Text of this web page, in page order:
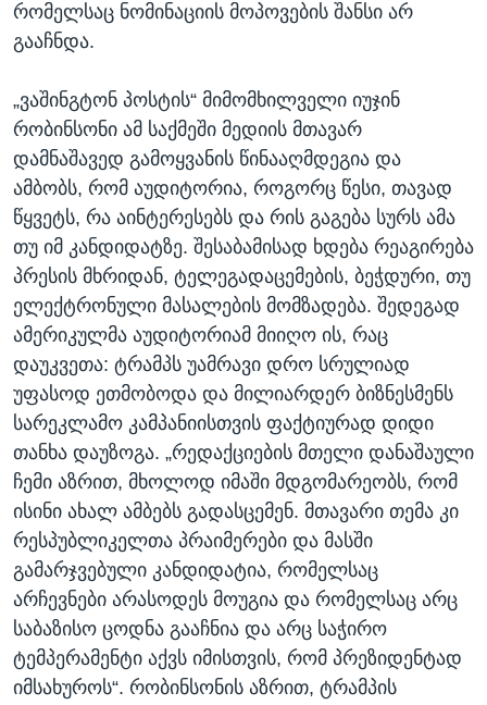
რომელსაც ნომინაციის მოპოვების შანსი არ
გააჩნდა.
„ვაშინგტონ პოსტის“ მიმომხილველი იუჯინ
რობინსონი ამ საქმეში მედიის მთავარ
დამნაშავედ გამოყვანის წინააღმდეგია და
ამბობს, რომ აუდიტორია, როგორც წესი, თავად
წყვეტს, რა აინტერესებს და რის გაგება სურს ამა
თუ იმ კანდიდატზე. შესაბამისად ხდება რეაგირება
პრესის მხრიდან, ტელეგადაცემების, ბეჭდური, თუ
ელექტრონული მასალების მომზადება. შედეგად
ამერიკულმა აუდიტორიამ მიიღო ის, რაც
დაუკვეთა: ტრამპს უამრავი დრო სრულიად
უფასოდ ეთმობოდა და მილიარდერ ბიზნესმენს
სარეკლამო კამპანიისთვის ფაქტიურად დიდი
თანხა დაუზოგა. „რედაქციების მთელი დანაშაული
ჩემი აზრით, მხოლოდ იმაში მდგომარეობს, რომ
ისინი ახალ ამბებს გადასცემენ. მთავარი თემა კი
რესპუბლიკელთა პრაიმერები და მასში
გამარჯვებული კანდიდატია, რომელსაც
არჩევნები არასოდეს მოუგია და რომელსაც არც
საბაზისო ცოდნა გააჩნია და არც საჭირო
ტემპერამენტი აქვს იმისთვის, რომ პრეზიდენტად
იმსახუროს“. რობინსონის აზრით, ტრამპის